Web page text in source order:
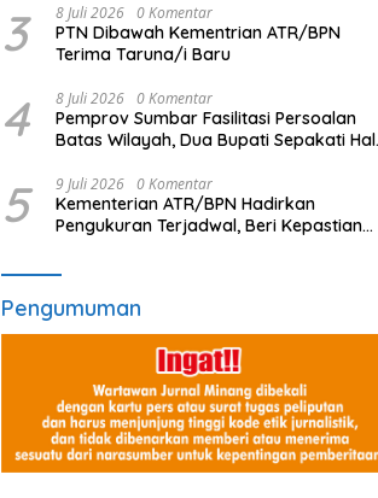
3 8 Juli 2026 0 Komentar
PTN Dibawah Kementrian ATR/BPN
Terima Taruna/i Baru
4 8 Juli 2026 0 Komentar
Pemprov Sumbar Fasilitasi Persoalan
Batas Wilayah, Dua Bupati Sepakati Hal
5 9 Juli 2026 0 Komentar
Kementerian ATR/BPN Hadirkan
Pengukuran Terjadwal, Beri Kepastian
Pengumuman